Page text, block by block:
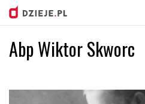
Abp Wiktor Skworc